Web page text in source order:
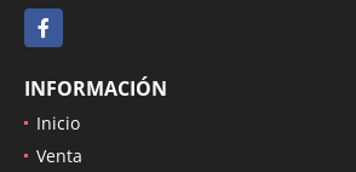
Facebook
INFORMACIÓN
Inicio
Venta